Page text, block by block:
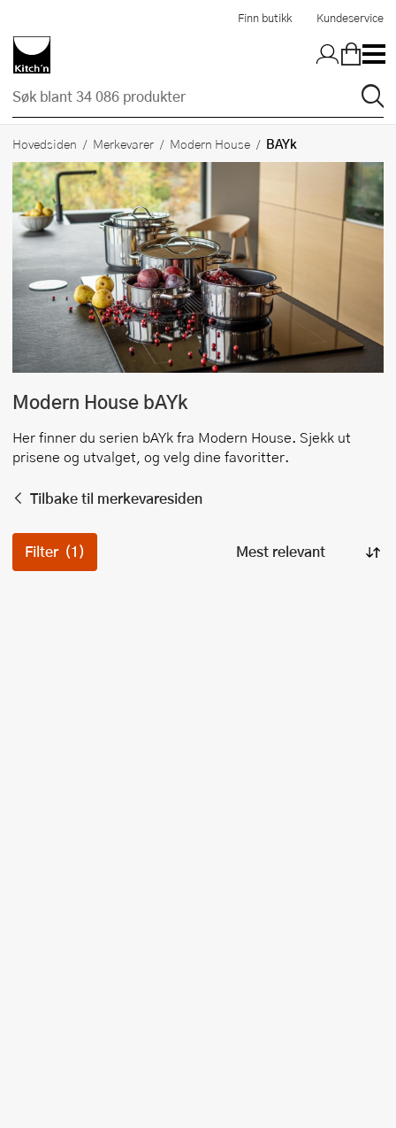
Finn butikk Kundeservice
Hovedsiden Merkevarer Modern House BAYk
Modern HousebAYk
Her finner du serien bAYkfra Modern House. Sjekk ut
prisene og utvalget, og velg dine favoritter.
Tilbake til merkevaresiden
Filter (1)